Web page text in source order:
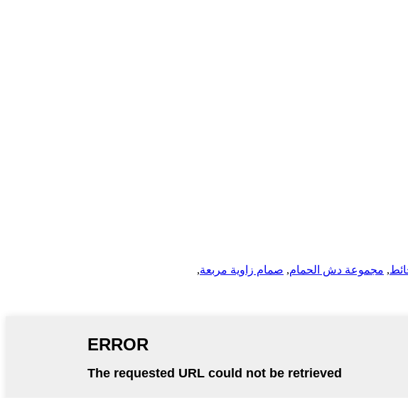
, مجموعة دش الحمام, صمام زاوية مربعة,